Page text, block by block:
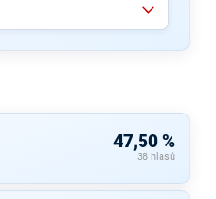
47,50 %
38 hlasů